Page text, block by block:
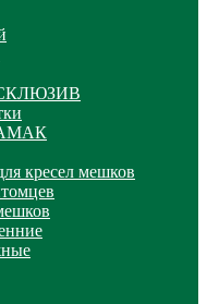
кресел мешков